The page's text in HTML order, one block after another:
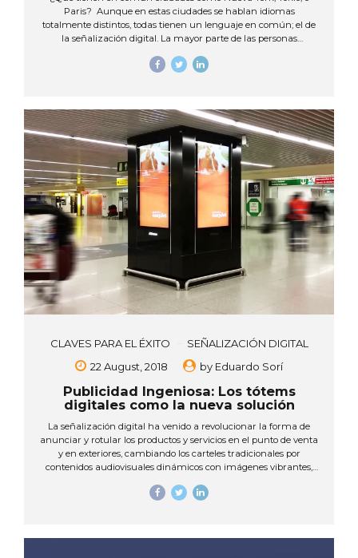
Paris? Aunque en estas ciudades se hablan idiomas
totalmente distintos, todas tienen un lenguaje en común; el de
la señalización digital. La mayor parte de las personas
las imágenes de películas y de publicidad que proyectan, no
calles. El realismo y el atractivo visual que aportan las pantallas
interactivas hacen que estas ciudades se...
CLAVES PARA EL ÉXITO
SEÑALIZACIÓN DIGITAL
22 August, 2018
by Eduardo Sorí
Publicidad Ingeniosa: Los tótems
digitales como la nueva solución
La señalización digital ha venido a revolucionar la forma de
anunciar y rotular los productos y servicios en el punto de venta
y en exteriores, cambiando los carteles tradicionales por
contenidos audiovisuales dinámicos con imágenes vibrantes,
de señalización digital existe uno que nos acostumbramos a